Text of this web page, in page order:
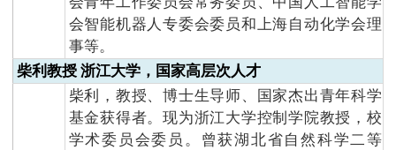
会智能机器人专委会委员和上海自动化学会理
事等。
柴利教授 浙江大学，国家高层次人才
柴利，教授、博士生导师、国家杰出青年科学
基金获得者。现为浙江大学控制学院教授，校
学术委员会委员。曾获湖北省自然科学二等